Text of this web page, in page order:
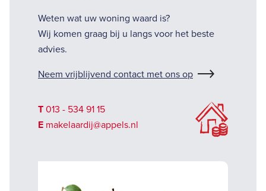
Weten wat uw woning waard is?
Wij komen graag bij u langs voor het beste
advies.
Neem vrijblijvend contact met ons op
T 013 - 534 91 15
E makelaardij@appels.nl